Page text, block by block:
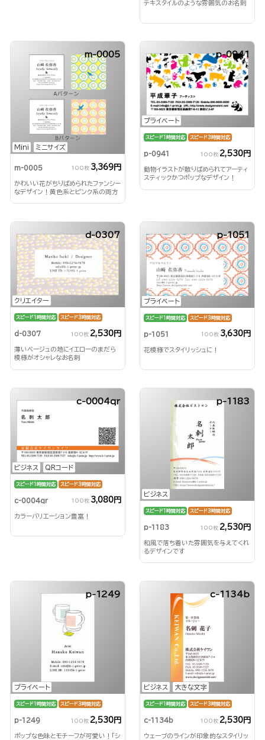
テキスタイルのような雰囲気のお名刺
Mini ミニサイズ
m-0005
m-0005 100枚 3,369円
かわいい花がちりばめられたファンシー
なデザイン！黄色系とピンク系の両方
プライベート
p-0941
スピード1時間対応 スピード3時間対応
p-0941 100枚 2,530円
動物イラストが散りばめられてアーティ
スティックかつポップなデザイン！
クリエイター
d-0307
スピード1時間対応 スピード3時間対応
d-0307 100枚 2,530円
薄いベージュの地にイエローのまだら
模様がオシャレなお名刺
プライベート
p-1051
スピード1時間対応 スピード3時間対応
p-1051 100枚 3,630円
花模様でスタイリッシュに！
ビジネス QRコード
c-0004qr
スピード1時間対応 スピード3時間対応
c-0004qr 100枚 3,080円
カラーバリエーション豊富！
ビジネス
p-1183
スピード1時間対応 スピード3時間対応
p-1183 100枚 2,530円
和風で落ち着いた雰囲気を与えてくれ
るデザインです
プライベート
p-1249
スピード1時間対応 スピード3時間対応
p-1249 100枚 2,530円
ポップな色味とモチーフが可愛い！「シ
ビジネス 大きな文字
c-1134b
スピード1時間対応 スピード3時間対応
c-1134b 100枚 2,530円
ウェーブのラインが印象的なスタイリッ